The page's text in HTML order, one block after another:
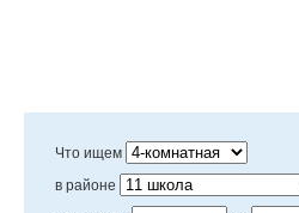
Что ищем
в районе